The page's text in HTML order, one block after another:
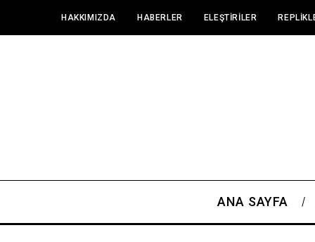
HAKKIMIZDA HABERLER ELEŞTIRILER
ANA SAYFA